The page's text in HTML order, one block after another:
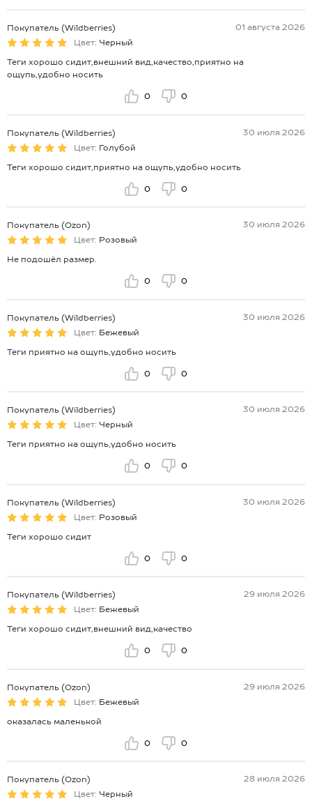
Покупатель (Wildberries)
01 августа 2026
Цвет: Черный
Теги хорошо сидит,внешний вид,качество,приятно на
ощупь,удобно носить
0 0
Покупатель (Wildberries)
30 июля 2026
Цвет: Голубой
Теги хорошо сидит,приятно на ощупь,удобно носить
0 0
Покупатель (Ozon)
30 июля 2026
Цвет: Розовый
Не подошёл размер.
0 0
Покупатель (Wildberries)
30 июля 2026
Цвет: Бежевый
Теги приятно на ощупь,удобно носить
0 0
Покупатель (Wildberries)
30 июля 2026
Цвет: Черный
Теги приятно на ощупь,удобно носить
0 0
Покупатель (Wildberries)
30 июля 2026
Цвет: Розовый
Теги хорошо сидит
0 0
Покупатель (Wildberries)
29 июля 2026
Цвет: Бежевый
Теги хорошо сидит,внешний вид,качество
0 0
Покупатель (Ozon)
29 июля 2026
Цвет: Бежевый
оказалась маленькой
0 0
Покупатель (Ozon)
28 июля 2026
Цвет: Черный